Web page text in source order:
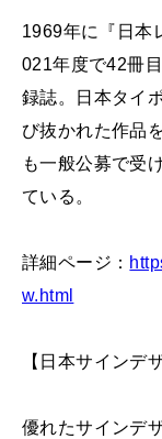
1969年に『日本
021年度で42冊
録誌。日本タイ
び抜かれた作品
も一般公募で受
ている。
詳細ページ：
w.html
【日本サインデ
優れたサインデ